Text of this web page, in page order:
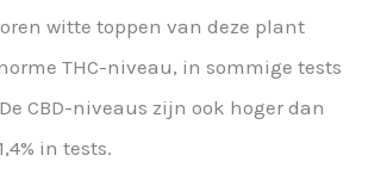
witte toppen van deze plant
THC-niveau, in sommige tests
CBD-niveaus zijn ook hoger dan
in tests.